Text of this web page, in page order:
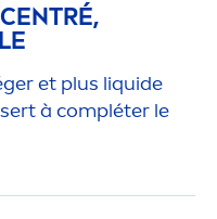
et plus liquide
à compléter le